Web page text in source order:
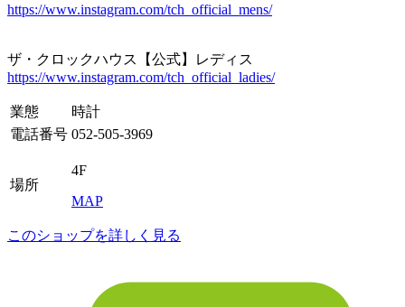
https://www.instagram.com/tch_official_mens/
ザ・クロックハウス【公式】レディス
https://www.instagram.com/tch_official_ladies/
業態
時計
電話番号 052-505-3969
場所
4F
MAP
このショップを詳しく見る